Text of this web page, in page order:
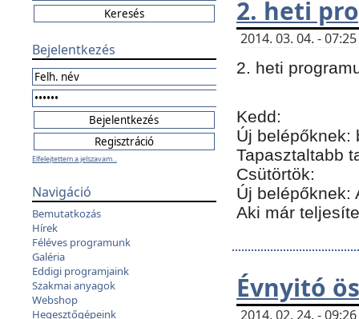
Bejelentkezés
Elfelejtettem a jelszavam...
Navigáció
Bemutatkozás
Hírek
Féléves programunk
Galéria
Eddigi programjaink
Szakmai anyagok
Webshop
Hegesztőgépeink
2. heti
2014. 03. 04. -
2. heti
Kedd:
Új belépőknek:
Tapasztaltabb
Csütörtök:
Új belépőknek:
Aki már
Évnyitó
2014. 02. 24. -